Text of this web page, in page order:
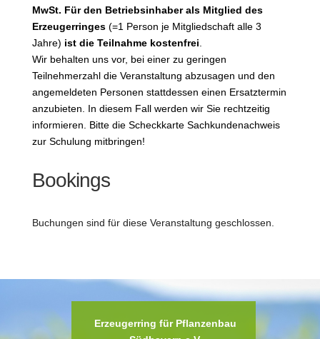
MwSt. Für den Betriebsinhaber als Mitglied des
Erzeugerringes(=1 Person je Mitgliedschaft alle 3
Jahre) ist die Teilnahme kostenfrei
Wir behalten uns vor, bei einer zu geringen
Teilnehmerzahl die Veranstaltung abzusagen und den
angemeldeten Personen stattdessen einen Ersatztermin
anzubieten. In diesem Fall werden wir Sie rechtzeitig
informieren. Bitte die Scheckkarte Sachkundenachweis
zur Schulung mitbringen!
Bookings
Buchungen sind für diese Veranstaltung geschlossen.
Erzeugerring für Pflanzenbau